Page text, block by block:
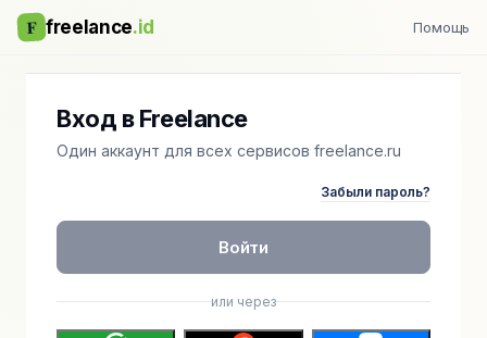
F freelance.id Помощь
Вход в Freelance
Один аккаунт для всех сервисов freelance.ru
Забыли пароль?
Войти
или через